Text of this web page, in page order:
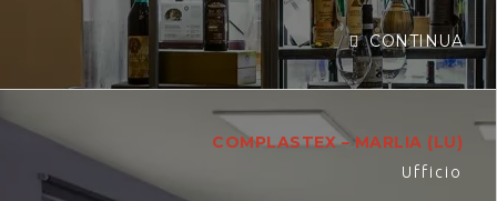
CONTINUA
COMPLASTEX – MARLIA (LU)
Ufficio